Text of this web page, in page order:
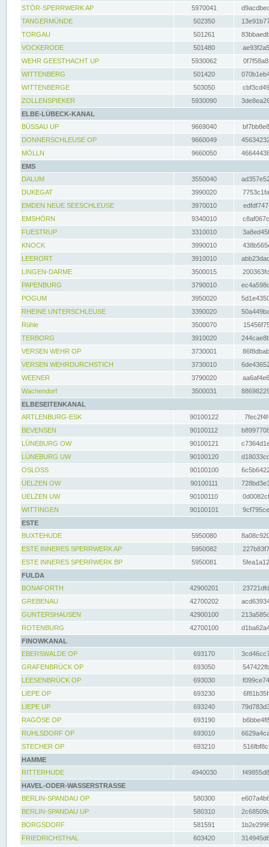
STÖR-SPERRWERK AP 5970041
TANGERMÜNDE
502350
TORGAU
501261
VOCKERODE
501480
WEHR GEESTHACHT UP
5930062
WITTENBERG
501420
WITTENBERGE
503050
ZOLLENSPIEKER
5930090
ELBE-LÜBECK-KANAL
BÜSSAU UP
9669040
DONNERSCHLEUSE OP
9660049
MÖLLN
9660050
EMS
DALUM
3550040
DUKEGAT
3990020
EMDEN NEUE SEESCHLEUSE
3970010
EMSHÖRN
9340010
FUESTRUP
3310010
KNOCK
3990010
LEERORT
3910010
LINGEN-DARME
3500015
PAPENBURG
3790010
POGUM
3950020
RHEINE UNTERSCHLEUSE
3390020
Rühle
3500070
TERBORG
3910020
VERSEN WEHR OP
3730001
VERSEN WEHRDURCHSTICH
3730010
WEENER
3790020
Wachendorf
3500031
ELBESEITENKANAL
ARTLENBURG-ESK
90100122
BEVENSEN
90100112
LÜNEBURG OW
90100121
LÜNEBURG UW
90100120
OSLOSS
90100100
UELZEN OW
90100111
UELZEN UW
90100110
WITTINGEN
90100101
ESTE
BUXTEHUDE
5950080
ESTE INNERES SPERRWERK AP
5950082
ESTE INNERES SPERRWERK BP
5950081
FULDA
BONAFORTH
42900201
GREBENAU
42700202
GUNTERSHAUSEN
42900100
ROTENBURG
42700100
FINOWKANAL
EBERSWALDE OP
693170
GRAFENBRÜCK OP
693050
LEESENBRÜCK OP
693030
LIEPE OP
693230
LIEPE UP
693240
RAGÖSE OP
693190
RUHLSDORF OP
693010
STECHER OP
693210
HAMME
RITTERHUDE
4940030
HAVEL-ODER-WASSERSTRASSE
BERLIN-SPANDAU OP
580300
BERLIN-SPANDAU UP
580310
BORGSDORF
581591
FRIEDRICHSTHAL
603420